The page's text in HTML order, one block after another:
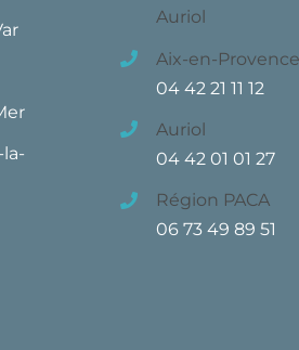
Auriol
Aix-en-Provence
04 42 21 11 12
Auriol
04 42 01 01 27
Région PACA
06 73 49 89 51